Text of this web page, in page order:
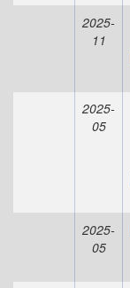
2025-
11
2025-
05
2025-
05